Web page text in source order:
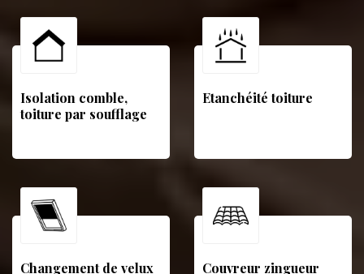
Isolation comble,
toiture par soufflage
Etanchéité toiture
Changement de velux
Couvreur zingueur